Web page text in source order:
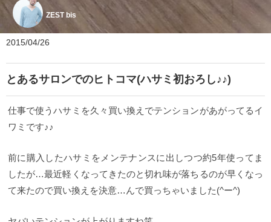
ZEST bis
2015/04/26
とあるサロンでのヒトコマ(ハサミ初おろし♪♪)
仕事で使うハサミを久々買い換えでテンションがあがってるイ
ワミです♪♪
前に購入したハサミをメンテナンスに出しつつ約5年使ってま
したが…最近軽くなってきたのと切れ味が落ちるのが早くなっ
て来たので買い換えを決意…んで買っちゃいました(^ー^)